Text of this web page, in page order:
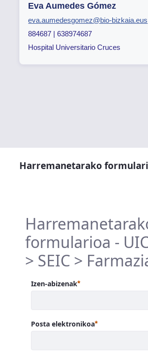
Eva Aumedes Gómez
eva.aumedesgomez@bio-bizkaia.eus
884687 | 638974687
Hospital Universitario Cruces
Harremanetarako
formularioa - UIC
> SEIC >
Izen-abizenak Beharrezkoa
Posta elektronikoa Beharrezkoa